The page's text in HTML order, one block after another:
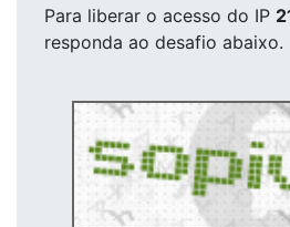
Para liberar o acesso do IP
responda ao desafio abaixo.